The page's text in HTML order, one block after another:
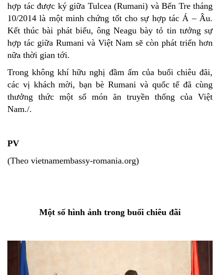
hợp tác được ký giữa Tulcea (Rumani) và Bến Tre tháng
10/2014 là một minh chứng tốt cho sự hợp tác Á – Âu.
Kết thúc bài phát biểu, ông Neagu bày tỏ tin tưởng sự
hợp tác giữa Rumani và Việt Nam sẽ còn phát triển hơn
nữa thời gian tới.
Trong không khí hữu nghị đầm ấm của buổi chiêu đãi,
các vị khách mời, bạn bè Rumani và quốc tế đã cùng
thưởng thức một số món ăn truyền thống của Việt
Nam./.
PV
(Theo vietnamembassy-romania.org)
Một số hình ảnh trong buổi chiêu đãi